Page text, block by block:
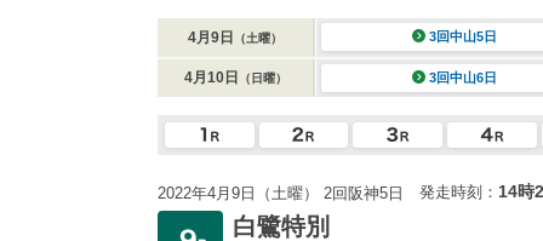
4月9日 （土曜） 3回中山5日
4月10日 （日曜） 3回中山6日
2022年4月9日（土曜） 2回阪神5日 発走時刻： 14時
白鷺特別